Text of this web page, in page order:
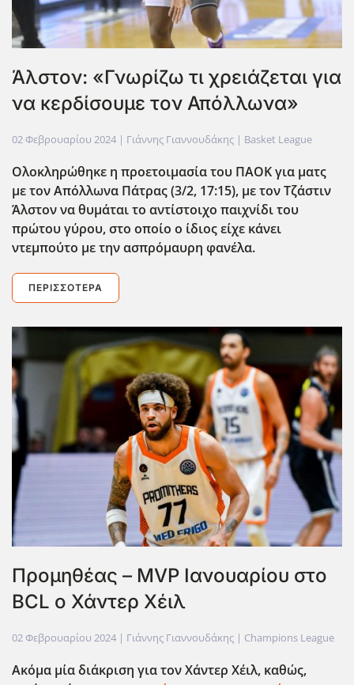
Άλστον: «Γνωρίζω τι χρειάζεται για
να κερδίσουμε τον Απόλλωνα»
02 Φεβρουαρίου 2024 | Γιάννης Γιαννουδάκης | Basket League
Ολοκληρώθηκε η προετοιμασία του ΠΑΟΚ για ματς
με τον Απόλλωνα Πάτρας (3/2, 17:15), με τον Τζάστιν
Άλστον να θυμάται το αντίστοιχο παιχνίδι του
πρώτου γύρου, στο οποίο ο ίδιος είχε κάνει
ντεμπούτο με την ασπρόμαυρη φανέλα.
ΠΕΡΙΣΣΌΤΕΡΑ
Προμηθέας – MVP Ιανουαρίου στο
BCL ο Χάντερ Χέιλ
02 Φεβρουαρίου 2024 | Γιάννης Γιαννουδάκης | Champions League
Ακόμα μία διάκριση για τον Χάντερ Χέιλ, καθώς,